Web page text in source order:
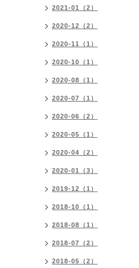
2021-01（2）
2020-12（2）
2020-11（1）
2020-10（1）
2020-08（1）
2020-07（1）
2020-06（2）
2020-05（1）
2020-04（2）
2020-01（3）
2019-12（1）
2018-10（1）
2018-08（1）
2018-07（2）
2018-05（2）